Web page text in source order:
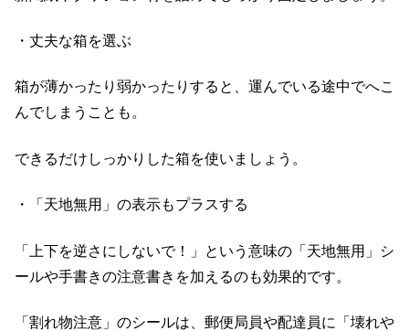
・丈夫な箱を選ぶ
箱が薄かったり弱かったりすると、運んでいる途中でへこ
んでしまうことも。
できるだけしっかりした箱を使いましょう。
・「天地無用」の表示もプラスする
「上下を逆さにしないで！」という意味の「天地無用」シ
ールや手書きの注意書きを加えるのも効果的です。
「割れ物注意」のシールは、郵便局員や配達員に「壊れや